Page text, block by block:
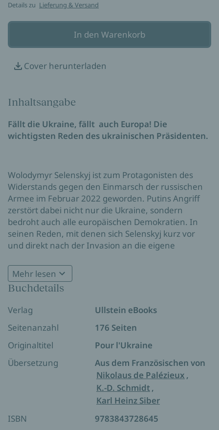
Details zu Lieferung & Versand
In den Warenkorb
Cover herunterladen
Inhaltsangabe
Fällt die Ukraine, fällt auch Europa! Die
wichtigsten Reden des ukrainischen Präsidenten.
Wolodymyr Selenskyj ist zum Protagonisten des
Widerstands gegen den Einmarsch der russischen
Armee im Februar 2022 geworden. Putins Angriff
zerstört dabei nicht nur die Ukraine, sondern
bedroht auch alle europäischen Demokratien. In
seinen Reden, mit denen sich Selenskyj kurz vor
und direkt nach der Invasion an die eigene
an die Russen richtete, erweist er sich als
standhafter Verteidiger seines Landes und der
durch diesen Krieg gefährdeten Werte wie Freiheit,
Demokratie und Menschlichkeit.
an eine von der ukrainischen Botschaft in Paris
beauftragte Organisation zur Unterstützung der
Mehr lesen
Buchdetails
Verlag
Ullstein eBooks
Seitenanzahl
176 Seiten
Originaltitel
Pour l'Ukraine
Übersetzung
Aus dem Französischen von
Nikolaus de Palézieux ,
K.-D. Schmidt,
Karl Heinz Siber
ISBN
9783843728645